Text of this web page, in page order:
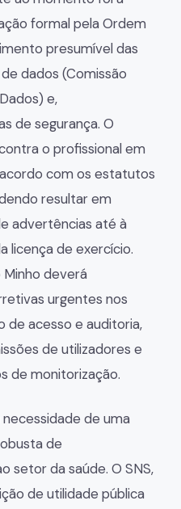
formal pela Ordem
presumível das
dados (Comissão
e,
de segurança. O
o profissional em
com os estatutos
resultar em
advertências até à
licença de exercício.
Minho deverá
urgentes nos
de acesso e auditoria,
de utilizadores e
de monitorização.
de uma
de
setor da saúde. O SNS,
de utilidade pública